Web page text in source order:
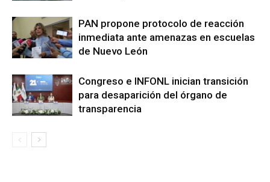
PAN propone protocolo de reacción
inmediata ante amenazas en escuelas
de Nuevo León
Congreso e INFONL inician transición
para desaparición del órgano de
transparencia